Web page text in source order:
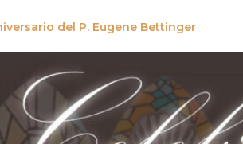
del P. Eugene Bettinger